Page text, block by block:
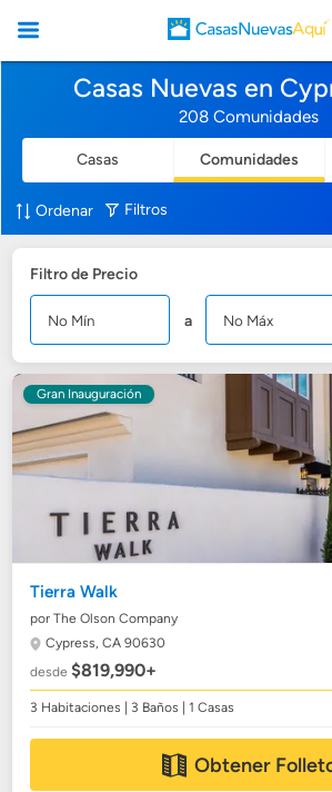
Casas Nuevas en
208 Comunidades
Casas Comunidades
Ordenar Filtros
Filtro de Precio
a
Gran Inauguración
Tierra Walk
por The Olson Company
Cypress, CA 90630
desde$819,990+
3 Habitaciones | 3 Baños | 1 Casas
Obtener